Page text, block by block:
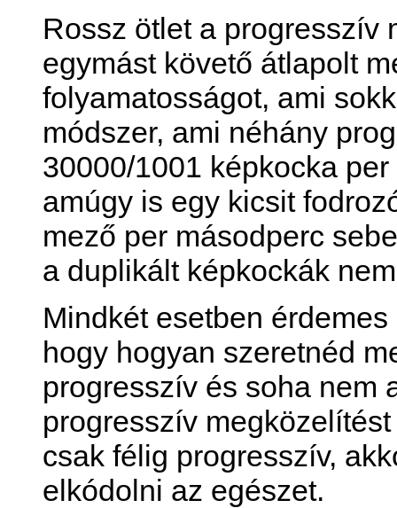
Rossz ötlet a progresszív
egymást követő átlapolt
folyamatosságot, ami
módszer, ami néhány
30000/1001 képkocka
amúgy is egy kicsit
mező per másodperc
a duplikált képkockák
Mindkét esetben
hogy hogyan szeretnéd
progresszív és soha nem
progresszív
csak félig progresszív,
elkódolni az egészet.